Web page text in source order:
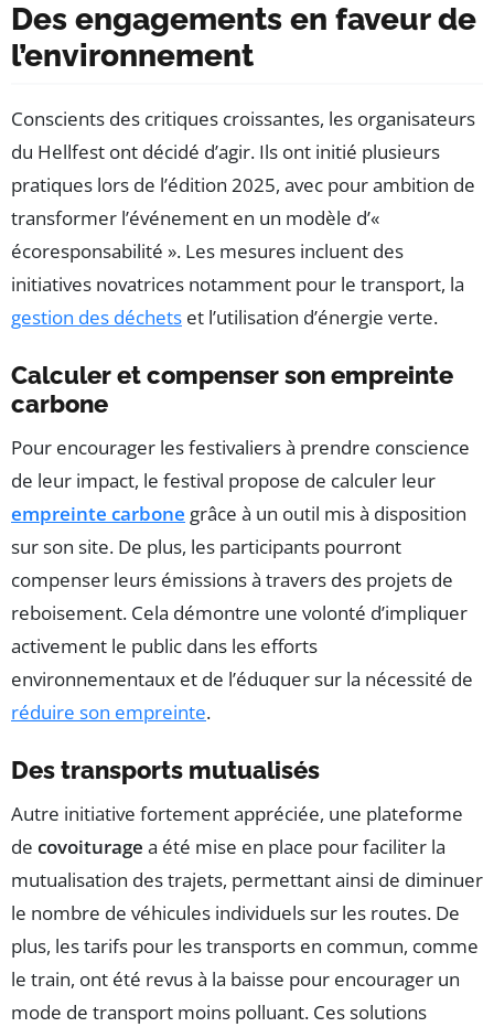
Des engagements en faveur de
l’environnement
Conscients des critiques croissantes, les organisateurs
du Hellfest ont décidé d’agir. Ils ont initié plusieurs
pratiques lors de l’édition 2025, avec pour ambition de
transformer l’événement en un modèle d’«
écoresponsabilité ». Les mesures incluent des
initiatives novatrices notamment pour le transport, la
gestion des déchets et l’utilisation d’énergie verte.
Calculer et compenser son empreinte
carbone
Pour encourager les festivaliers à prendre conscience
de leur impact, le festival propose de calculer leur
empreinte carbone grâce à un outil mis à disposition
sur son site. De plus, les participants pourront
compenser leurs émissions à travers des projets de
reboisement. Cela démontre une volonté d’impliquer
activement le public dans les efforts
environnementaux et de l’éduquer sur la nécessité de
réduire son empreinte.
Des transports mutualisés
Autre initiative fortement appréciée, une plateforme
de covoiturage a été mise en place pour faciliter la
mutualisation des trajets, permettant ainsi de diminuer
le nombre de véhicules individuels sur les routes. De
plus, les tarifs pour les transports en commun, comme
le train, ont été revus à la baisse pour encourager un
mode de transport moins polluant. Ces solutions